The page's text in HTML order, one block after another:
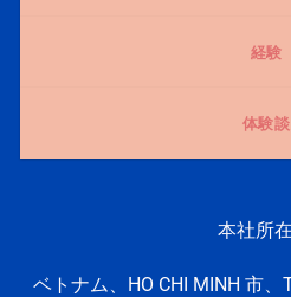
経験
体験談
本社所
ベトナム、HO CHI MINH 市、